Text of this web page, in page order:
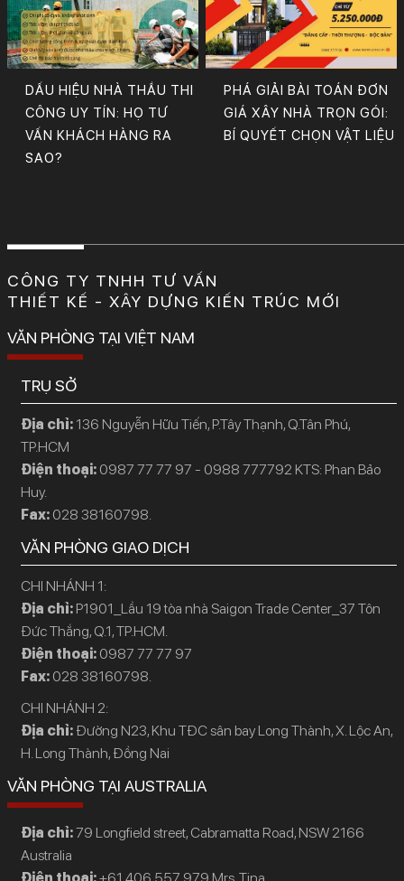
DẤU HIỆU NHÀ THẦU THI
CÔNG UY TÍN: HỌ TƯ
VẤN KHÁCH HÀNG RA
SAO?
PHÁ GIẢI BÀI TOÁN ĐƠN
GIÁ XÂY NHÀ TRỌN GÓI:
BÍ QUYẾT CHỌN VẬT LIỆU
CÔNG TY TNHH TƯ VẤN
THIẾT KẾ - XÂY DỰNG KIẾN TRÚC MỚI
VĂN PHÒNG TẠI VIỆT NAM
TRỤ SỞ
Địa chỉ: 136 Nguyễn Hữu Tiến, P.Tây Thạnh, Q.Tân Phú,
TP.HCM
Điện thoại: 0987 77 77 97 - 0988 777792 KTS: Phan Bảo
Huy.
Fax: 028 38160798.
VĂN PHÒNG GIAO DỊCH
CHI NHÁNH 1:
Địa chỉ: P1901_Lầu 19 tòa nhà Saigon Trade Center_37 Tôn
Đức Thắng, Q.1, TP.HCM.
Điện thoại: 0987 77 77 97
Fax: 028 38160798.
CHI NHÁNH 2:
Địa chỉ:Đường N23, Khu TĐC sân bay Long Thành, X. Lộc An,
H. Long Thành, Đồng Nai
VĂN PHÒNG TẠI AUSTRALIA
Địa chỉ:79 Longfield street, Cabramatta Road, NSW 2166
Australia